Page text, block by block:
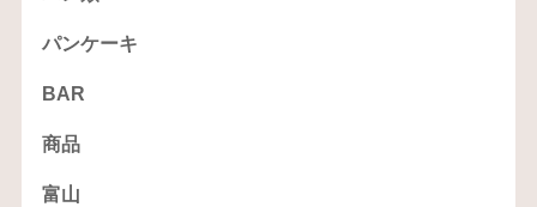
パンケーキ
BAR
商品
富山